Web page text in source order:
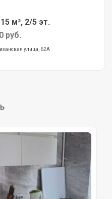
м², 2/5 эт.
руб.
улица, 62А